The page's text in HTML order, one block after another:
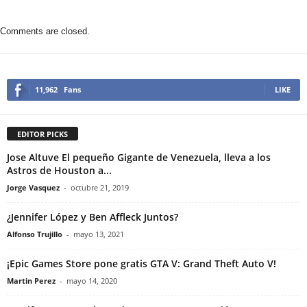
Comments are closed.
11,962 Fans LIKE
EDITOR PICKS
Jose Altuve El pequeño Gigante de Venezuela, lleva a los
Astros de Houston a...
Jorge Vasquez - octubre 21, 2019
¿Jennifer López y Ben Affleck Juntos?
Alfonso Trujillo - mayo 13, 2021
¡Epic Games Store pone gratis GTA V: Grand Theft Auto V!
Martin Perez - mayo 14, 2020